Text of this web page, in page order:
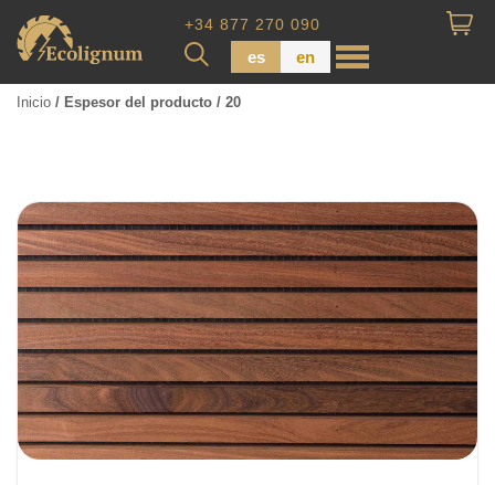
+34 877 270 090
es en
Tabla de piso
Tableros de Madera
Tablo calibrada
Inicio / Espesor del producto / 20